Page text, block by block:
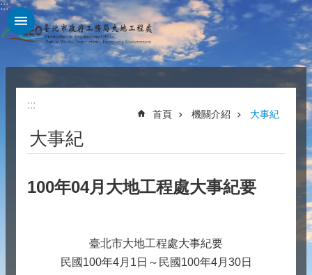
跳到主要內容區塊
:::
:::
首頁 機關介紹 大事紀
大事紀
100年04月大地工程處大事紀要
臺北市大地工程處大事紀要
民國100年4月1日～民國100年4月30日